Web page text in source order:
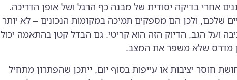
אחרי בדיקה יסודית של מבנה כף הרגל ושל אופן הדריכה.
שלכם, ולכן הם מספקים תמיכה במקומות הנכונים – לא יותר
ועל הגב, הדיוק הזה הוא קריטי. גם הבדל קטן בהתאמה יכול
מדרס שלא משפר את המצב.
חוסר יציבות או עייפות בסוף יום, ייתכן שהפתרון מתחיל